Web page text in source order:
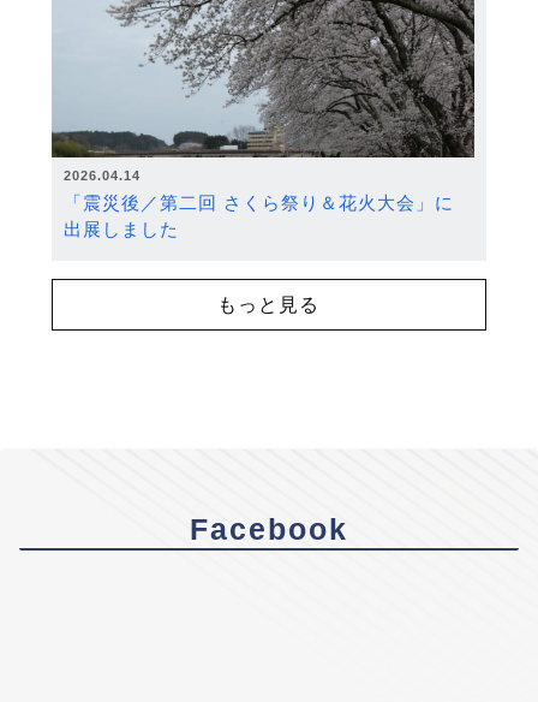
2026.04.14
「震災後／第二回 さくら祭り＆花火大会」に
出展しました
もっと見る
Facebook